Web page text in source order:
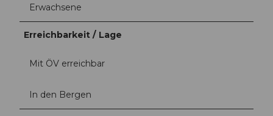
Erwachsene
Erreichbarkeit / Lage
Mit ÖV erreichbar
In den Bergen